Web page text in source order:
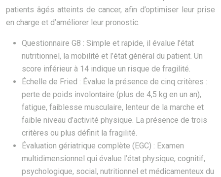
patients âgés atteints de cancer, afin d’optimiser leur prise
en charge et d’améliorer leur pronostic.
Questionnaire G8 : Simple et rapide, il évalue l’état
nutritionnel, la mobilité et l’état général du patient. Un
score inférieur à 14 indique un risque de fragilité.
Échelle de Fried : Évalue la présence de cinq critères :
perte de poids involontaire (plus de 4,5 kg en un an),
fatigue, faiblesse musculaire, lenteur de la marche et
faible niveau d’activité physique. La présence de trois
critères ou plus définit la fragilité.
Évaluation gériatrique complète (EGC) : Examen
multidimensionnel qui évalue l’état physique, cognitif,
psychologique, social, nutritionnel et médicamenteux du